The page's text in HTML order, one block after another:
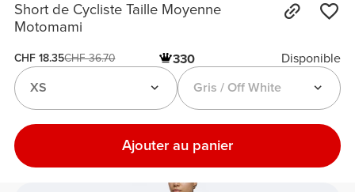
Short de Cycliste Taille Moyenne
Motomami
CHF 18.35CHF 36.70 330
Disponible
Gris / Off White
XS
Ajouter au panier